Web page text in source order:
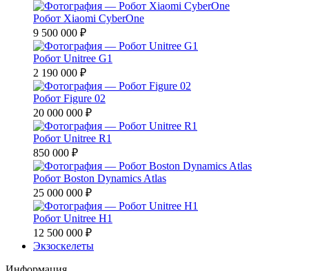
Робот Xiaomi CyberOne
9 500 000 ₽
Робот Unitree G1
2 190 000 ₽
Робот Figure 02
20 000 000 ₽
Робот Unitree R1
850 000 ₽
Робот Boston Dynamics Atlas
25 000 000 ₽
Робот Unitree H1
12 500 000 ₽
Экзоскелеты